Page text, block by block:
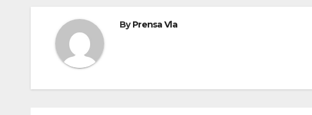
ByPrensa Vla